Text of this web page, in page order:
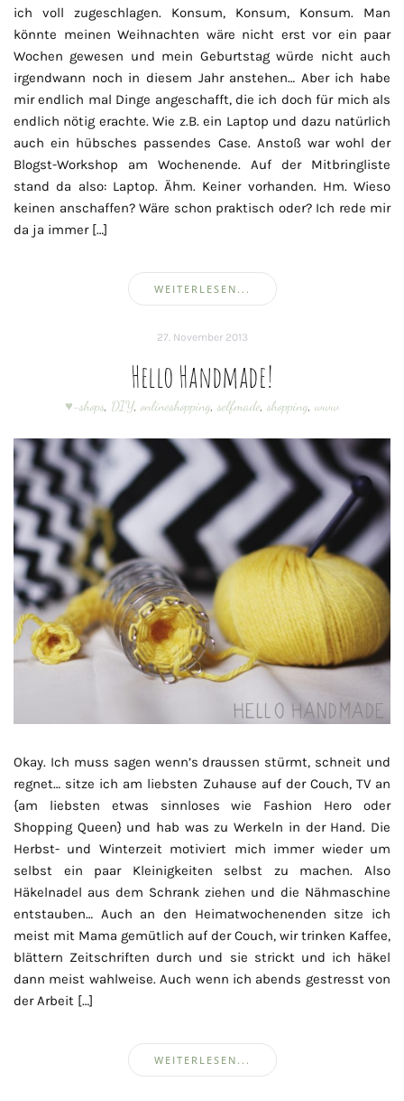
ich voll zugeschlagen. Konsum, Konsum, Konsum. Man
könnte meinen Weihnachten wäre nicht erst vor ein paar
Wochen gewesen und mein Geburtstag würde nicht auch
irgendwann noch in diesem Jahr anstehen… Aber ich habe
mir endlich mal Dinge angeschafft, die ich doch für mich als
endlich nötig erachte. Wie z.B. ein Laptop und dazu natürlich
auch ein hübsches passendes Case. Anstoß war wohl der
Blogst-Workshop am Wochenende. Auf der Mitbringliste
stand da also: Laptop. Ähm. Keiner vorhanden. Hm. Wieso
keinen anschaffen? Wäre schon praktisch oder? Ich rede mir
da ja immer […]
WEITERLESEN...
27. November 2013
Hello Handmade!
♥-shops, DIY, onlineshopping, selfmade, shopping, www
Okay. Ich muss sagen wenn’s draussen stürmt, schneit und
regnet… sitze ich am liebsten Zuhause auf der Couch, TV an
{am liebsten etwas sinnloses wie Fashion Hero oder
Shopping Queen} und hab was zu Werkeln in der Hand. Die
Herbst- und Winterzeit motiviert mich immer wieder um
selbst ein paar Kleinigkeiten selbst zu machen. Also
Häkelnadel aus dem Schrank ziehen und die Nähmaschine
entstauben… Auch an den Heimatwochenenden sitze ich
meist mit Mama gemütlich auf der Couch, wir trinken Kaffee,
blättern Zeitschriften durch und sie strickt und ich häkel
dann meist wahlweise. Auch wenn ich abends gestresst von
der Arbeit […]
WEITERLESEN...